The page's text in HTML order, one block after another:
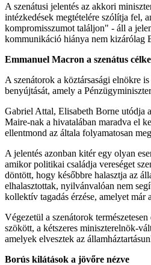
A szenátusi jelentés az akkori
intézkedések megtételére szólítja fel,
kompromisszumot találjon" - áll a
kommunikáció hiánya nem kizárólag
Emmanuel Macron a szenátus
A szenátorok a köztársasági elnökre
benyújtását, amely a
Gabriel Attal, Elisabeth Borne utódja
Maire-nak a hivatalában maradva el
ellentmond az általa folyamatosan
A jelentés azonban kitér egy olyan
amikor politikai családja vereséget
döntött, hogy későbbre halasztja az
elhalasztottak, nyilvánvalóan nem
kollektív tagadás érzése, amelyet
Végezetül a szenátorok
szökött, a kétszeres miniszterelnök-
amelyek elvesztek az
Borús kilátások a jövőre nézve